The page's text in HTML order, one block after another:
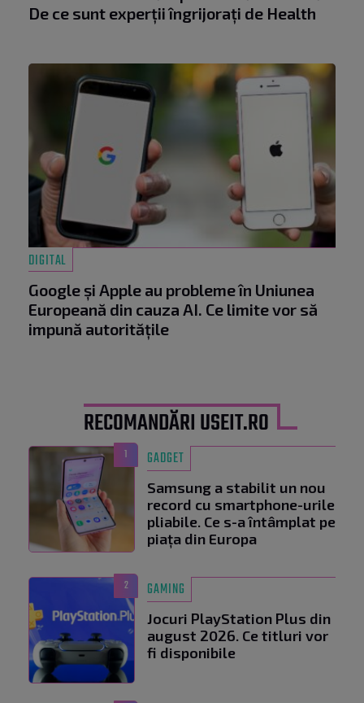
De ce sunt experții îngrijorați de Health
DIGITAL
Google și Apple au probleme în Uniunea
Europeană din cauza AI. Ce limite vor să
impună autoritățile
RECOMANDĂRI USEIT.RO
1 GADGET
Samsung a stabilit un nou
record cu smartphone-urile
pliabile. Ce s-a întâmplat pe
piața din Europa
2 GAMING
Jocuri PlayStation Plus din
august 2026. Ce titluri vor
fi disponibile